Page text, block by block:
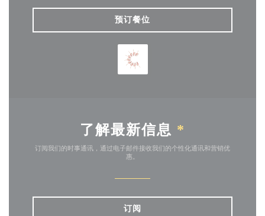
预订餐位
了解最新信息 *
订阅我们的时事通讯，通过电子邮件接收我们的个性化通讯和营销优
惠。
订阅